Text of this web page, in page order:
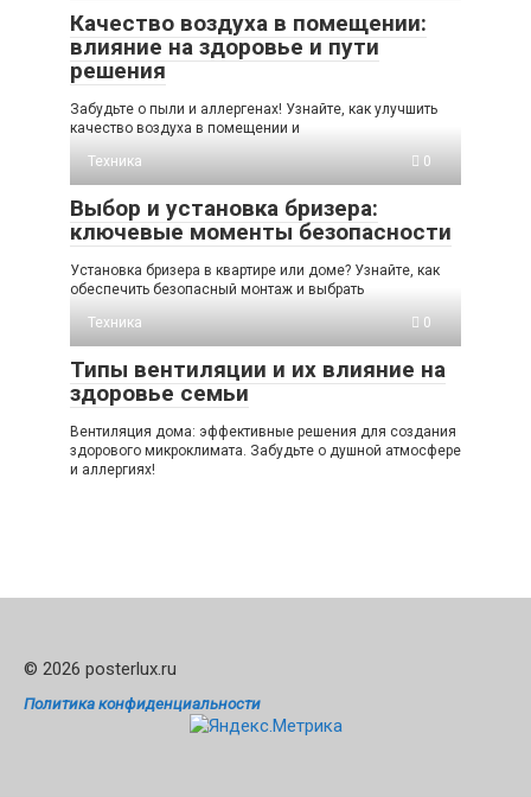
Качество воздуха в помещении:
влияние на здоровье и пути
решения
Забудьте о пыли и аллергенах! Узнайте, как улучшить
качество воздуха в помещении и
Техника
0
Выбор и установка бризера:
ключевые моменты безопасности
Установка бризера в квартире или доме? Узнайте, как
обеспечить безопасный монтаж и выбрать
Техника
0
Типы вентиляции и их влияние на
здоровье семьи
Вентиляция дома: эффективные решения для создания
здорового микроклимата. Забудьте о душной атмосфере
и аллергиях!
© 2026 posterlux.ru
Политика конфиденциальности